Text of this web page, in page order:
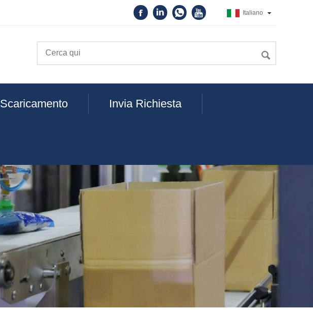
Italiano
Scaricamento Invia Richiesta